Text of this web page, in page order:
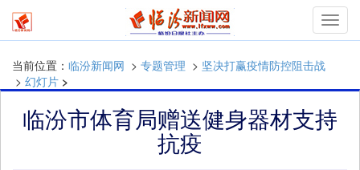
当前位置： 临汾新闻网 > 专题管理 > 坚决打赢疫情防控阻击战
> 幻灯片 >
临汾市体育局赠送健身器材支持
抗疫